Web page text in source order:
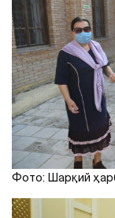
Фото: Шарқий